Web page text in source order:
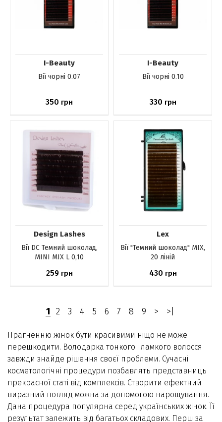
I-Beauty
Вії чорні 0.07
350 грн
I-Beauty
Вії чорні 0.10
330 грн
Design Lashes
Вії DС Темний шоколад,
MINI MIX L 0,10
259грн
Lex
Вії "Темний шоколад" MIX,
20 ліній
430 грн
1 2 3 4 5 6 7 8 9 > >|
Прагненню жінок бути красивими ніщо не може
перешкодити. Володарка тонкого і ламкого волосся
завжди знайде рішення своєї проблеми. Сучасні
косметологічні процедури позбавлять представниць
прекрасної статі від комплексів. Створити ефектний
виразний погляд можна за допомогою нарощування.
Дана процедура популярна серед українських жінок. Її
результат залежить від багатьох складових. Перш за